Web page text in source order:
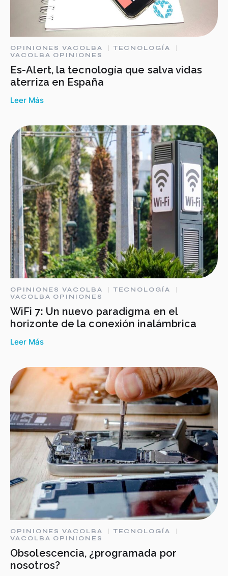
OPINIONES VACOLBA
TECNOLOGÍA
VACOLBA OPINIONES
Es-Alert, la tecnología que salva vidas
aterriza en España
Leer Más
OPINIONES VACOLBA
TECNOLOGÍA
VACOLBA OPINIONES
WiFi 7: Un nuevo paradigma en el
horizonte de la conexión inalámbrica
Leer Más
OPINIONES VACOLBA
TECNOLOGÍA
VACOLBA OPINIONES
Obsolescencia, ¿programada por
nosotros?